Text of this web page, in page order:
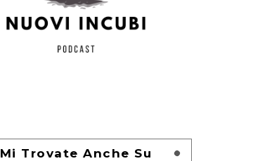
Mi Trovate Anche Su